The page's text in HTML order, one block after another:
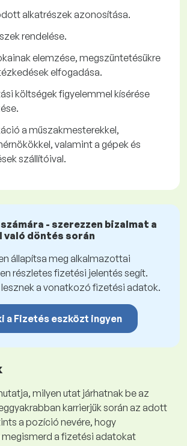
alkatrészek azonosítása.
rendelése.
elemzése, megszüntetésükre
elfogadása.
költségek figyelemmel kísérése
a műszakmesterekkel,
valamint a gépek és
szállítóival.
- szerezzen bizalmat a
döntés során
állapítsa meg alkalmazottai
részletes fizetési jelentés segít.
a vonatkozó fizetési adatok.
a Fizetés eszközt ingyen
milyen utat járhatnak be az
karrierjük során az adott
a pozíció nevére, hogy
a fizetési adatokat